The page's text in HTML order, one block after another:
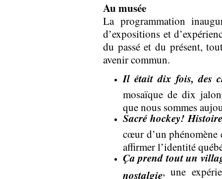
Au musée
La programmation
d’expositions et
du passé et du présent,
avenir commun.
Il était dix fois, des
mosaïque de dix
que nous sommes
Sacré hockey!
cœur d’un phénomène
affirmer l’identité
Ça prend tout un
nostalgie, une